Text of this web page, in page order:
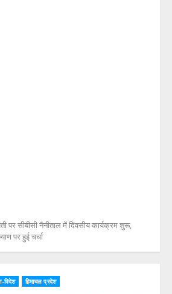
पर सीबीसी नैनीताल में दिवसीय कार्यक्रम शुरू,
पर हुई चर्चा
विदेश हिमाचल प्रदेश